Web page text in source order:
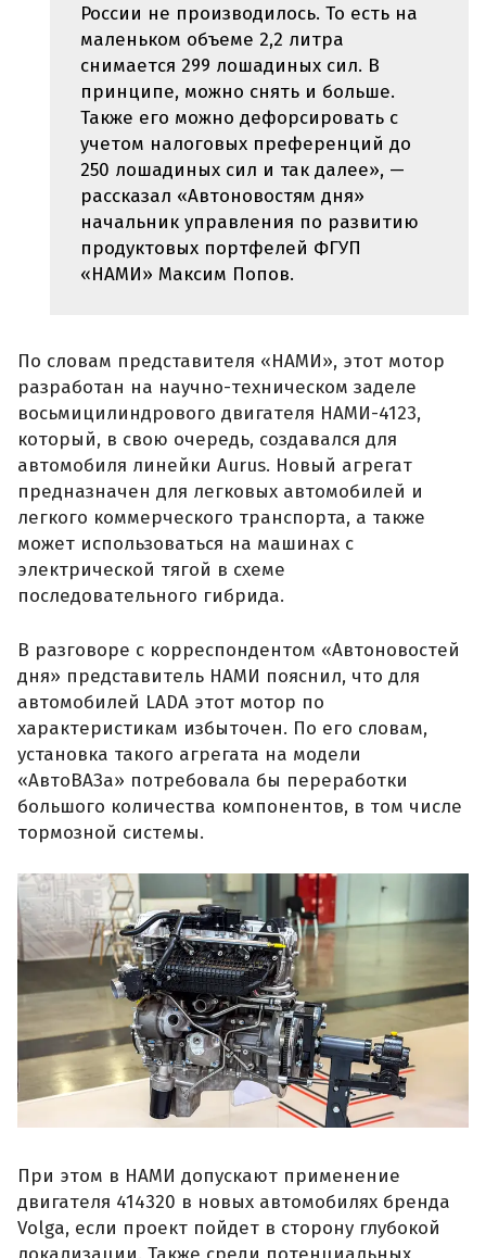
России не производилось. То есть на
маленьком объеме 2,2 литра
снимается 299 лошадиных сил. В
принципе, можно снять и больше.
Также его можно дефорсировать с
учетом налоговых преференций до
250 лошадиных сил и так далее», —
рассказал «Автоновостям дня»
начальник управления по развитию
продуктовых портфелей ФГУП
«НАМИ» Максим Попов.
По словам представителя «НАМИ», этот мотор
разработан на научно-техническом заделе
восьмицилиндрового двигателя НАМИ-4123,
который, в свою очередь, создавался для
автомобиля линейки Aurus. Новый агрегат
предназначен для легковых автомобилей и
легкого коммерческого транспорта, а также
может использоваться на машинах с
электрической тягой в схеме
последовательного гибрида.
В разговоре с корреспондентом «Автоновостей
дня» представитель НАМИ пояснил, что для
автомобилей LADA этот мотор по
характеристикам избыточен. По его словам,
установка такого агрегата на модели
«АвтоВАЗа» потребовала бы переработки
большого количества компонентов, в том числе
тормозной системы.
При этом в НАМИ допускают применение
двигателя 414320 в новых автомобилях бренда
Volga, если проект пойдет в сторону глубокой